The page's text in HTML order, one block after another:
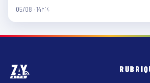
05/08 · 14h14